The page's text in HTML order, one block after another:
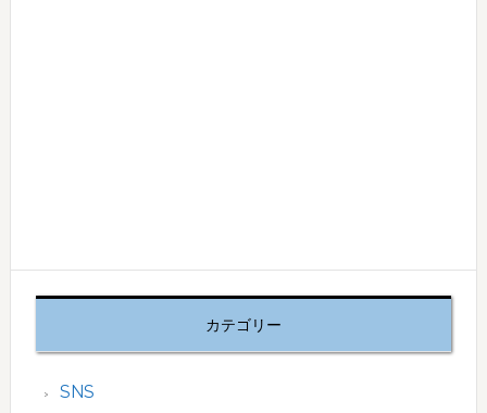
カテゴリー
SNS